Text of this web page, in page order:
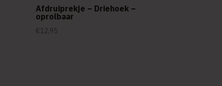
Afdruiprekje – Driehoek –
oprolbaar
€12,95